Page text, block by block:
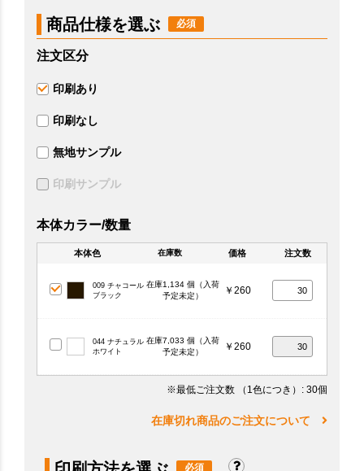
商品仕様を選ぶ
注文区分
印刷あり
印刷なし
無地サンプル
印刷サンプル
本体カラー/数量
本体色 在庫数 価格 注文数
009 チャコール
ブラック
在庫1,134 個（入荷
予定未定）
￥260
044 ナチュラル
ホワイト
在庫7,033 個（入荷
予定未定）
￥260
※最低ご注文数 （1色につき） : 30個
在庫切れ商品のご注文について